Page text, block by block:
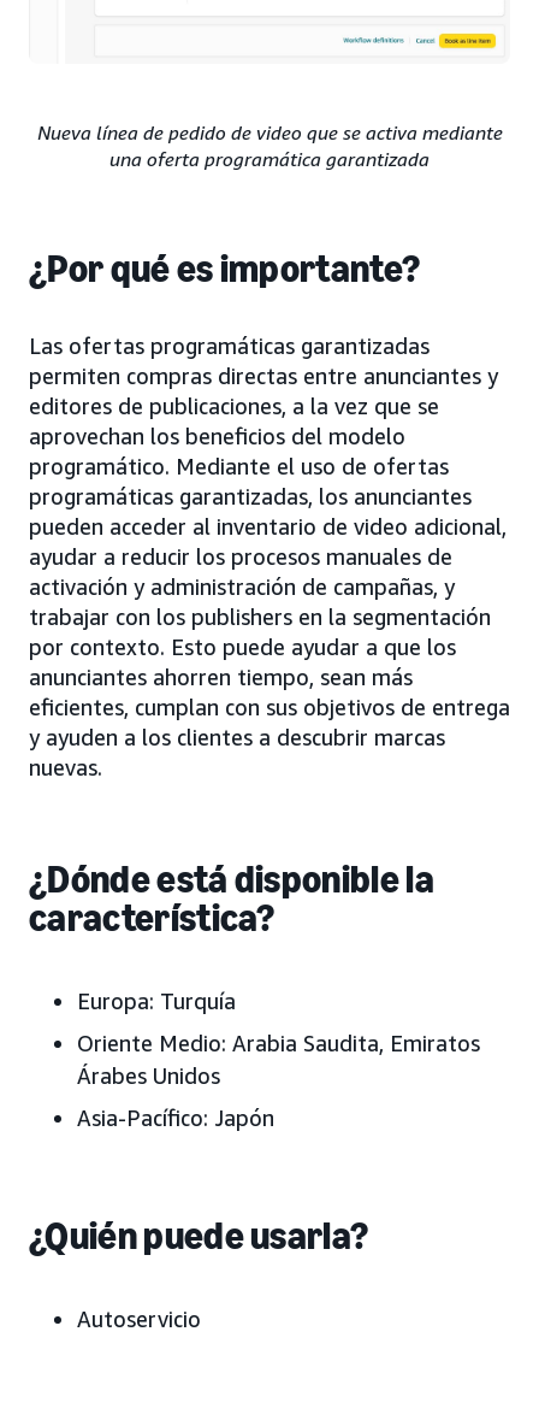
Nueva línea de pedido de video que se activa mediante
una oferta programática garantizada
¿Por qué es importante?
Las ofertas programáticas garantizadas
permiten compras directas entre anunciantes y
editores de publicaciones, a la vez que se
aprovechan los beneficios del modelo
programático. Mediante el uso de ofertas
programáticas garantizadas, los anunciantes
pueden acceder al inventario de video adicional,
ayudar a reducir los procesos manuales de
activación y administración de campañas, y
trabajar con los publishers en la segmentación
por contexto. Esto puede ayudar a que los
anunciantes ahorren tiempo, sean más
eficientes, cumplan con sus objetivos de entrega
y ayuden a los clientes a descubrir marcas
nuevas.
¿Dónde está disponible la
característica?
Europa: Turquía
Oriente Medio: Arabia Saudita, Emiratos
Árabes Unidos
Asia-Pacífico: Japón
¿Quién puede usarla?
Autoservicio